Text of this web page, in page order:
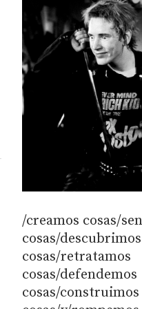
/creamos cosas/
cosas/descubrimos
cosas/retratamos
cosas/defendemos
cosas/construimos